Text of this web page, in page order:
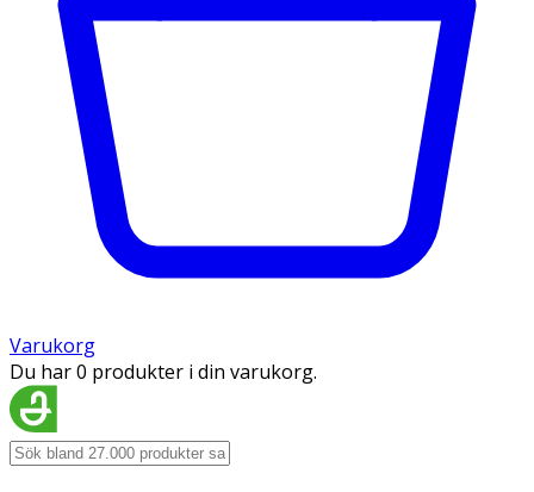
Varukorg
Du har 0 produkter i din varukorg.